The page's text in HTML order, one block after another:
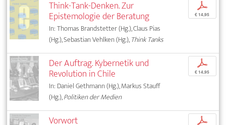
Think-Tank-Denken. Zur
Epistemologie der Beratung
In: Thomas Brandstetter (Hg.), Claus Pias
(Hg.), Sebastian Vehlken (Hg.),Think Tanks
p
€ 14,95
Der Auftrag. Kybernetik und
Revolution in Chile
In: Daniel Gethmann (Hg.), Markus Stauff
(Hg.),Politiken der Medien
p
€ 14,95
Vorwort p